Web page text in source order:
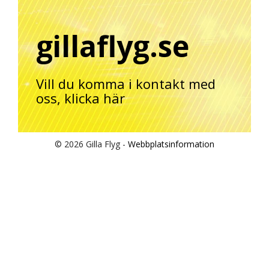
gillaflyg.se
Vill du komma i kontakt med
oss, klicka här
© 2026 Gilla Flyg - Webbplatsinformation